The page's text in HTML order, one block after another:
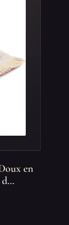
en
d…